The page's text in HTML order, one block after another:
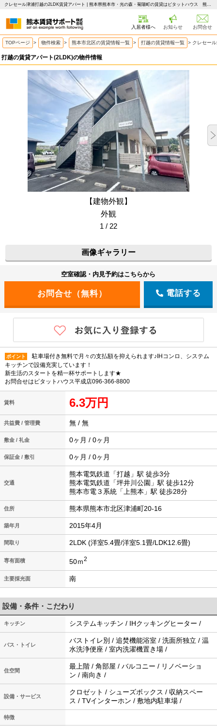
クレセール津浦打越の2LDK賃貸アパート | 熊本県熊本市・光の森・菊陽町の賃貸はピタットハウス 熊本賃貸サポート
入居者様へ お知らせ お問合せ
TOPページ > 物件検索 > 熊本市北区の賃貸情報一覧 > 打越の賃貸情報一覧 > クレセー
打越の賃貸アパート(2LDK)の物件情報
【建物外観】
外観
1 / 22
画像ギャラリー
空室確認・内見予約はこちらから
電話する
ポイント
駐車場付き無料で月々の支払額を抑えられます♪IHコンロ、システム
キッチンで設備充実しています！
新生活のスタートを精一杯サポートします★
お問合せはピタットハウス平成店096-366-8800
賃料 6.3万円
共益費 / 管理費 無 / 無
敷金 / 礼金 0ヶ月 / 0ヶ月
保証金 / 敷引 0ヶ月 / 0ヶ月
交通
熊本電気鉄道「打越」駅 徒歩3分
熊本電気鉄道「坪井川公園」駅 徒歩12分
熊本市電３系統「上熊本」駅 徒歩28分
住所 熊本県熊本市北区津浦町20-16
築年月 2015年4月
間取り 2LDK (洋室5.4畳/洋室5.1畳/LDK12.6畳)
専有面積 50ｍ2
主要採光面 南
設備・条件・こだわり
キッチン システムキッチン / IHクッキングヒーター /
バス・トイレ
バストイレ別 / 追焚機能浴室 / 洗面所独立 / 温
水洗浄便座 / 室内洗濯機置き場 /
住空間
最上階 / 角部屋 / バルコニー / リノベーショ
ン / 南向き /
設備・サービス
クロゼット / シューズボックス / 収納スペー
ス / TVインターホン / 敷地内駐車場 /
特徴